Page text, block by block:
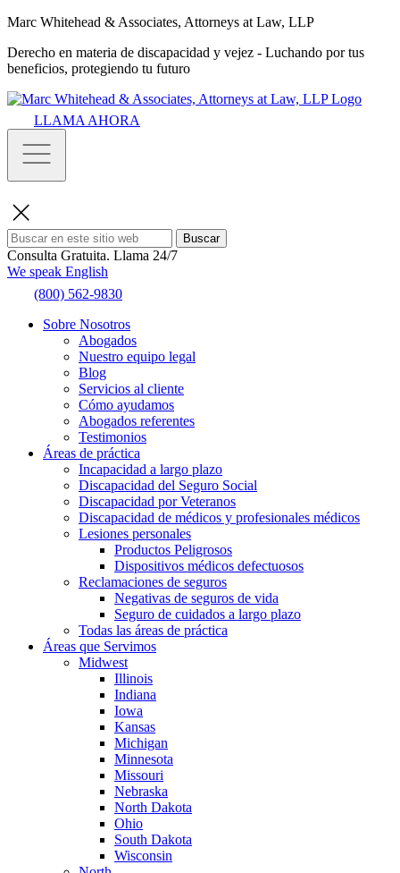
Marc Whitehead & Associates, Attorneys at Law, LLP
Derecho en materia de discapacidad y vejez - Luchando por tus
beneficios, protegiendo tu futuro
LLAMA AHORA
Buscar
Consulta Gratuita. Llama 24/7
We speak English
(800) 562-9830
Sobre Nosotros
Abogados
Nuestro equipo legal
Blog
Servicios al cliente
Cómo ayudamos
Abogados referentes
Testimonios
Áreas de práctica
Incapacidad a largo plazo
Discapacidad del Seguro Social
Discapacidad por Veteranos
Discapacidad de médicos y profesionales médicos
Lesiones personales
Productos Peligrosos
Dispositivos médicos defectuosos
Reclamaciones de seguros
Negativas de seguros de vida
Seguro de cuidados a largo plazo
Todas las áreas de práctica
Áreas que Servimos
Midwest
Illinois
Indiana
Iowa
Kansas
Michigan
Minnesota
Missouri
Nebraska
North Dakota
Ohio
South Dakota
Wisconsin